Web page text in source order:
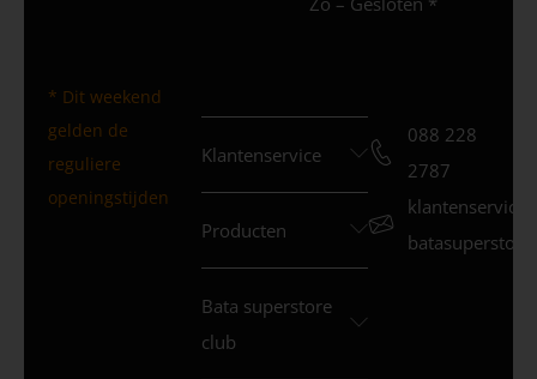
* Dit weekend
gelden de
reguliere
openingstijden
Klantenservice
Producten
Bata superstore
club
088 228
2787